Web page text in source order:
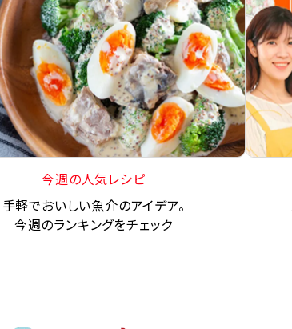
今週の人気レシピ
手軽でおいしい魚介のアイデア。
今週のランキングをチェック